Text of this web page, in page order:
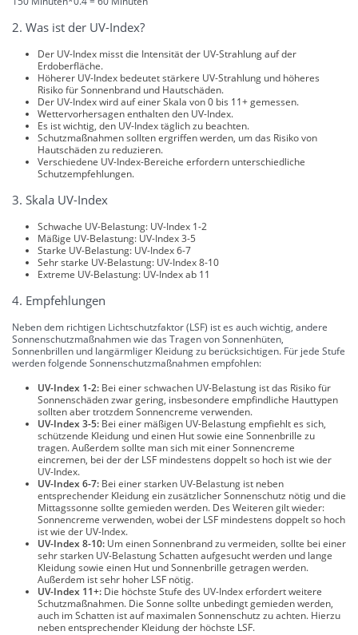
2. Was ist der UV-Index?
Der UV-Index misst die Intensität der UV-Strahlung auf der
Erdoberfläche.
Höherer UV-Index bedeutet stärkere UV-Strahlung und höheres
Risiko für Sonnenbrand und Hautschäden.
Der UV-Index wird auf einer Skala von 0 bis 11+ gemessen.
Wettervorhersagen enthalten den UV-Index.
Es ist wichtig, den UV-Index täglich zu beachten.
Schutzmaßnahmen sollten ergriffen werden, um das Risiko von
Hautschäden zu reduzieren.
Verschiedene UV-Index-Bereiche erfordern unterschiedliche
Schutzempfehlungen.
3. Skala UV-Index
Schwache UV-Belastung: UV-Index 1-2
Mäßige UV-Belastung: UV-Index 3-5
Starke UV-Belastung: UV-Index 6-7
Sehr starke UV-Belastung: UV-Index 8-10
Extreme UV-Belastung: UV-Index ab 11
4. Empfehlungen
Neben dem richtigen Lichtschutzfaktor (LSF) ist es auch wichtig, andere
Sonnenschutzmaßnahmen wie das Tragen von Sonnenhüten,
Sonnenbrillen und langärmliger Kleidung zu berücksichtigen. Für jede Stufe
werden folgende Sonnenschutzmaßnahmen empfohlen:
UV-Index 1-2: Bei einer schwachen UV-Belastung ist das Risiko für
Sonnenschäden zwar gering, insbesondere empfindliche Hauttypen
sollten aber trotzdem Sonnencreme verwenden.
UV-Index 3-5: Bei einer mäßigen UV-Belastung empfiehlt es sich,
schützende Kleidung und einen Hut sowie eine Sonnenbrille zu
tragen. Außerdem sollte man sich mit einer Sonnencreme
eincremen, bei der der LSF mindestens doppelt so hoch ist wie der
UV-Index.
UV-Index 6-7: Bei einer starken UV-Belastung ist neben
entsprechender Kleidung ein zusätzlicher Sonnenschutz nötig und die
Mittagssonne sollte gemieden werden. Des Weiteren gilt wieder:
Sonnencreme verwenden, wobei der LSF mindestens doppelt so hoch
ist wie der UV-Index.
UV-Index 8-10: Um einen Sonnenbrand zu vermeiden, sollte bei einer
sehr starken UV-Belastung Schatten aufgesucht werden und lange
Kleidung sowie einen Hut und Sonnenbrille getragen werden.
Außerdem ist sehr hoher LSF nötig.
UV-Index 11+: Die höchste Stufe des UV-Index erfordert weitere
Schutzmaßnahmen. Die Sonne sollte unbedingt gemieden werden,
auch im Schatten ist auf maximalen Sonnenschutz zu achten. Hierzu
neben entsprechender Kleidung der höchste LSF.